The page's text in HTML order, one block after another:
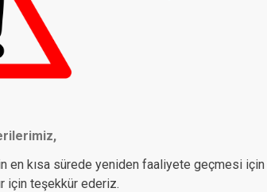
en kısa sürede yeniden faaliyete geçmesi
için teşekkür ederiz.